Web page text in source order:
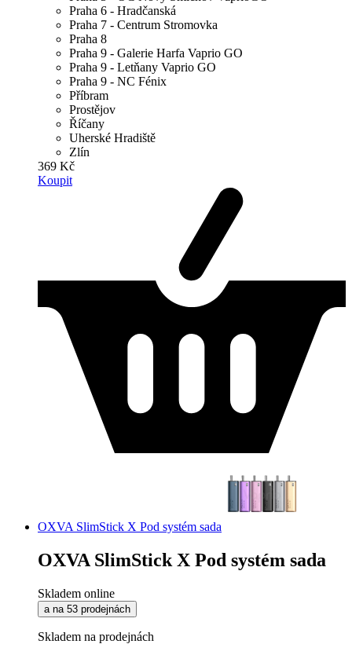
Praha 6 - Hradčanská
Praha 7 - Centrum Stromovka
Praha 8
Praha 9 - Galerie Harfa Vaprio GO
Praha 9 - Letňany Vaprio GO
Praha 9 - NC Fénix
Příbram
Prostějov
Říčany
Uherské Hradiště
Zlín
369 Kč
Koupit
OXVA SlimStick X Pod systém sada
OXVA SlimStick X Pod systém sada
Skladem online
a na 53 prodejnách
Skladem na prodejnách